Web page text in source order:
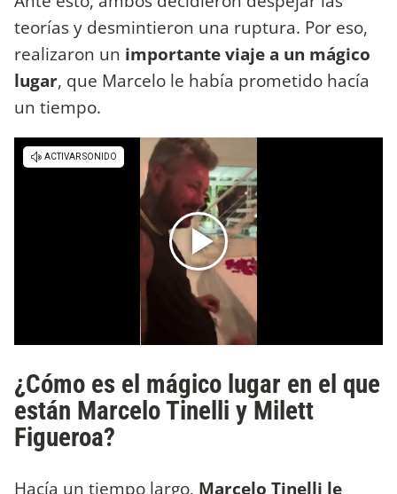
teorías y desmintieron una ruptura. Por eso,
realizaron un importante viaje a un mágico
lugar, que Marcelo le había prometido hacía
un tiempo.
¿Cómo es el mágico lugar en el que
están Marcelo Tinelli y Milett
Figueroa?
Hacía un tiempo largo, Marcelo Tinelli le